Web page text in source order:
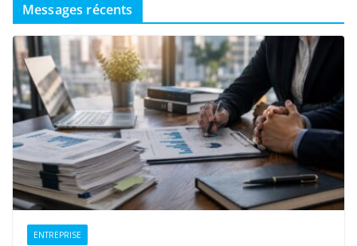
Messages récents
ENTREPRISE